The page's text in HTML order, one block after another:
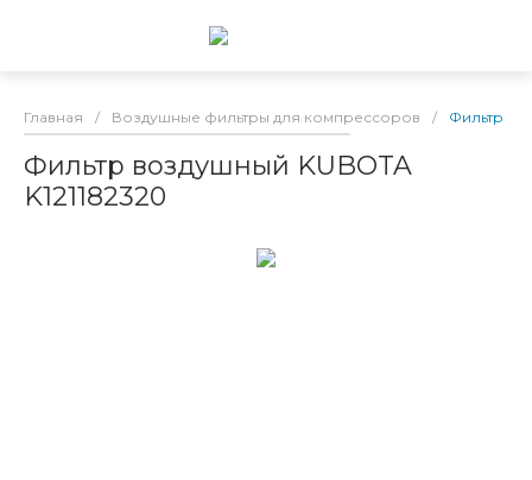
Главная / Воздушные фильтры для компрессоров / Фильтр
Фильтр воздушный KUBOTA
K121182320